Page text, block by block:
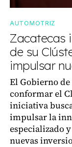
AUTOMOTRIZ
Zacatecas
de su
impulsar
El Gobierno
conformar el
iniciativa
impulsar la
especializado
nuevas